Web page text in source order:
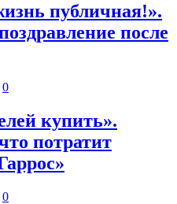
публичная!».
после
0
купить».
потратит
0